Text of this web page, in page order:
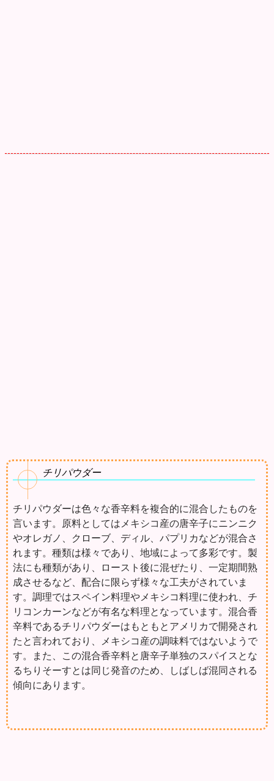
チリパウダー
チリパウダーは色々な香辛料を複合的に混合したものを
言います。原料としてはメキシコ産の唐辛子にニンニク
やオレガノ、クローブ、ディル、パプリカなどが混合さ
れます。種類は様々であり、地域によって多彩です。製
法にも種類があり、ロースト後に混ぜたり、一定期間熟
成させるなど、配合に限らず様々な工夫がされていま
す。調理ではスペイン料理やメキシコ料理に使われ、チ
リコンカーンなどが有名な料理となっています。混合香
辛料であるチリパウダーはもともとアメリカで開発され
たと言われており、メキシコ産の調味料ではないようで
す。また、この混合香辛料と唐辛子単独のスパイスとな
るちりそーすとは同じ発音のため、しばしば混同される
傾向にあります。